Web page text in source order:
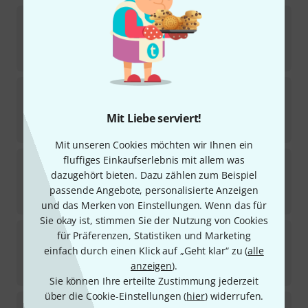
Mit Liebe serviert!
Mit unseren Cookies möchten wir Ihnen ein
fluffiges Einkaufserlebnis mit allem was
dazugehört bieten. Dazu zählen zum Beispiel
passende Angebote, personalisierte Anzeigen
und das Merken von Einstellungen. Wenn das für
Sie okay ist, stimmen Sie der Nutzung von Cookies
für Präferenzen, Statistiken und Marketing
einfach durch einen Klick auf „Geht klar“ zu (alle
anzeigen).
Sie können Ihre erteilte Zustimmung jederzeit
über die Cookie-Einstellungen (hier) widerrufen.
NS Design CR4M-DB Amber Bass
1
Sofort lieferbar
€
NS DesignCR4 Bass
Sofort lieferbar
NS Design CR5 Upright Bass Amber
Sofort lieferbar
5.190 €
NS Design CR4M Bass Lefthand
Sofort lieferbar
3.990
NS DesignNXT4a-DB-BK Electric Bass